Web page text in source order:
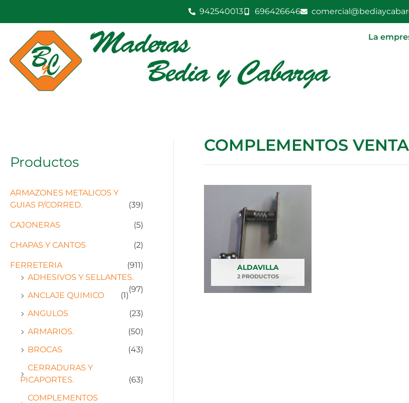
contenido
942540013 696426646
La
Productos
ARMAZONES METALICOS Y
GUIAS P/CORRED.
(39)
CAJONERAS (5)
CHAPAS Y CANTOS (2)
FERRETERIA
(911)
ADHESIVOS Y SELLANTES.
(97)
ANCLAJE QUIMICO
(1)
ANGULOS
(23)
ARMARIOS.
(50)
BROCAS
(43)
CERRADURAS Y
PICAPORTES.
(63)
COMPLEMENTOS
COMPLEMENTOS
ALDAVILLA
2 PRODUCTOS